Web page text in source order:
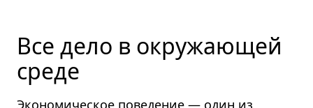
Все дело в окружающей
среде
Экономическое поведение — один из